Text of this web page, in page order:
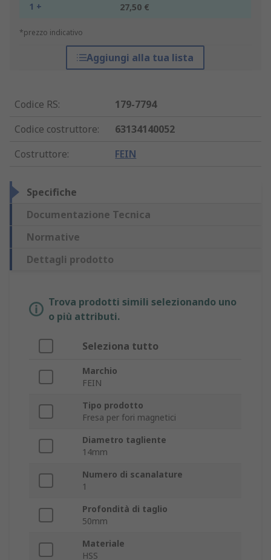
1 + 27,50 €
*prezzo indicativo
Aggiungi alla tua lista
Codice RS:
179-7794
Codice costruttore:
63134140052
Costruttore: FEIN
Specifiche
Documentazione Tecnica
Normative
Dettagli prodotto
Trova prodotti simili selezionando uno
o più attributi.
Seleziona tutto
Marchio
FEIN
Tipo prodotto
Fresa per fori magnetici
Diametro tagliente
14mm
Numero di scanalature
1
Profondità di taglio
50mm
Materiale
HSS